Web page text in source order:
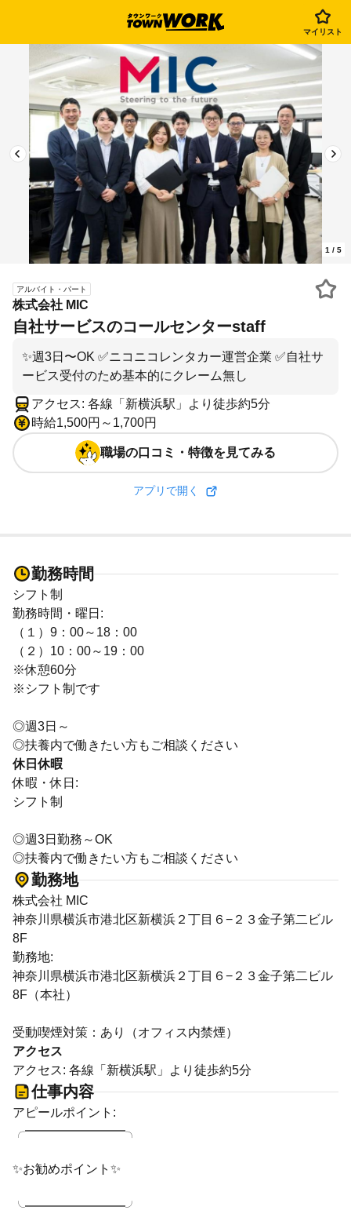
マイリスト
1 / 5
アルバイト・パート
株式会社 MIC
自社サービスのコールセンターstaff
✨週3日〜OK ✅ニコニコレンタカー運営企業 ✅自社サ
ービス受付のため基本的にクレーム無し
アクセス: 各線「新横浜駅」より徒歩約5分
時給1,500円～1,700円
職場の口コミ・特徴を見てみる
アプリで開く
勤務時間
シフト制
勤務時間・曜日:
（１）9：00～18：00
（２）10：00～19：00
※休憩60分
※シフト制です
◎週3日～
◎扶養内で働きたい方もご相談ください
休日休暇
休暇・休日:
シフト制
◎週3日勤務～OK
◎扶養内で働きたい方もご相談ください
勤務地
株式会社 MIC
神奈川県横浜市港北区新横浜２丁目６−２３金子第二ビル
8F
勤務地:
神奈川県横浜市港北区新横浜２丁目６−２３金子第二ビル
8F（本社）
受動喫煙対策：あり（オフィス内禁煙）
アクセス
アクセス: 各線「新横浜駅」より徒歩約5分
仕事内容
アピールポイント:
╭━━━━━━━━╮
✨お勧めポイント✨
╰━━━━━━━━╯